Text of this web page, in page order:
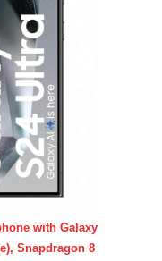
with Galaxy
Snapdragon 8